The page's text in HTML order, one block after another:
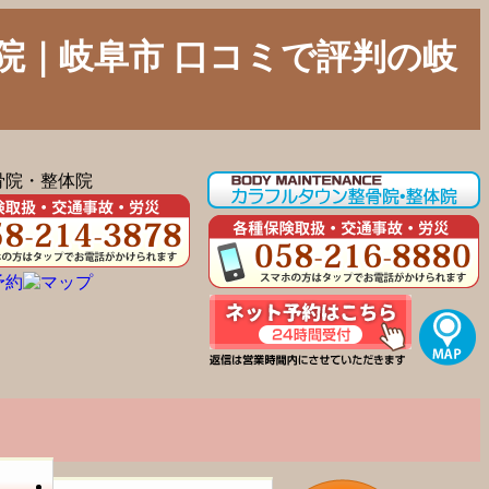
岐阜市 口コミで評判の岐